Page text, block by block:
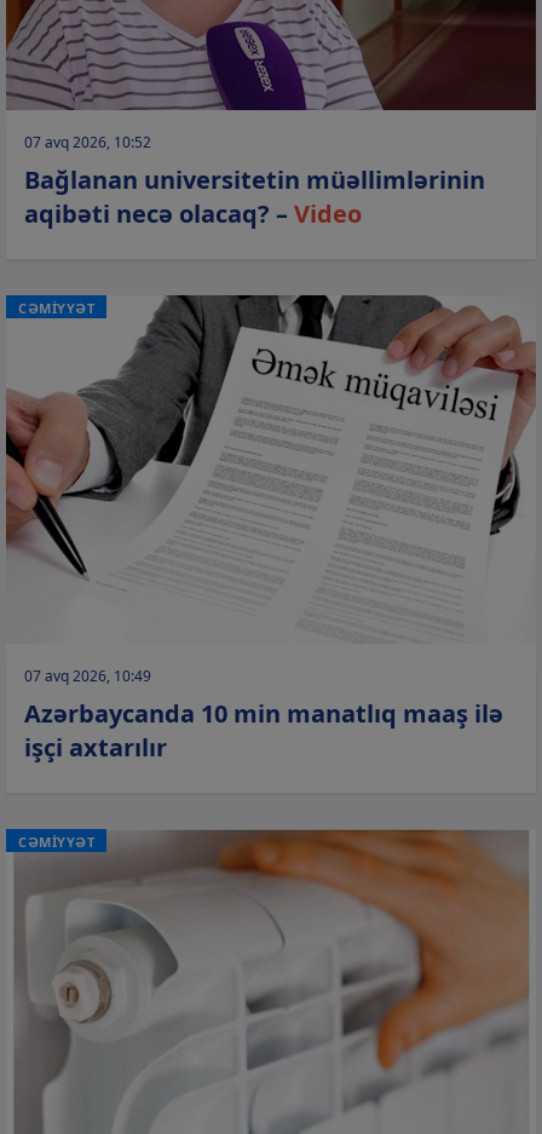
07 avq 2026, 10:52
Bağlanan universitetin müəllimlərinin
aqibəti necə olacaq? –Video
CƏMİYYƏT
07 avq 2026, 10:49
Azərbaycanda 10 min manatlıq maaş ilə
işçi axtarılır
CƏMİYYƏT